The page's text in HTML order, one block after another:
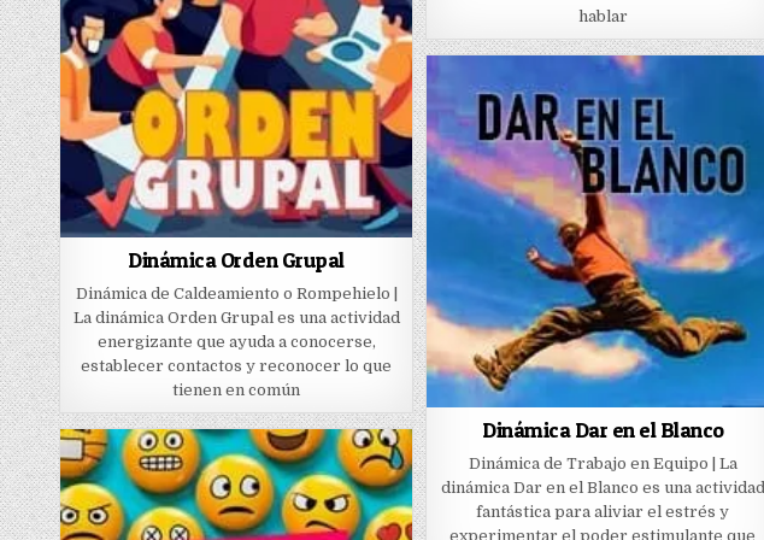
hablar
Dinámica Orden Grupal
Dinámica de Caldeamiento o Rompehielo |
La dinámica Orden Grupal es una actividad
energizante que ayuda a conocerse,
establecer contactos y reconocer lo que
tienen en común
Dinámica Dar en el Blanco
Dinámica de Trabajo en Equipo | La
dinámica Dar en el Blanco es una actividad
fantástica para aliviar el estrés y
experimentar el poder estimulante que